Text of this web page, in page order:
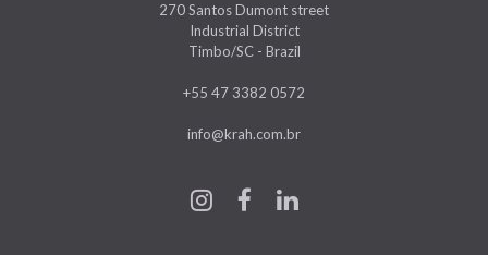
270 Santos Dumont street
Industrial District
Timbo/SC - Brazil
+55 47 3382 0572
info@krah.com.br